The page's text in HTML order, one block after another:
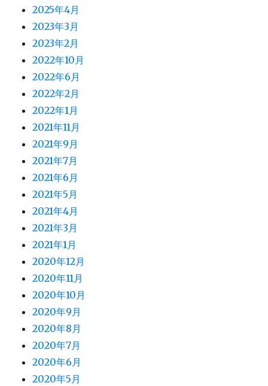
2025年4月
2023年3月
2023年2月
2022年10月
2022年6月
2022年2月
2022年1月
2021年11月
2021年9月
2021年7月
2021年6月
2021年5月
2021年4月
2021年3月
2021年1月
2020年12月
2020年11月
2020年10月
2020年9月
2020年8月
2020年7月
2020年6月
2020年5月